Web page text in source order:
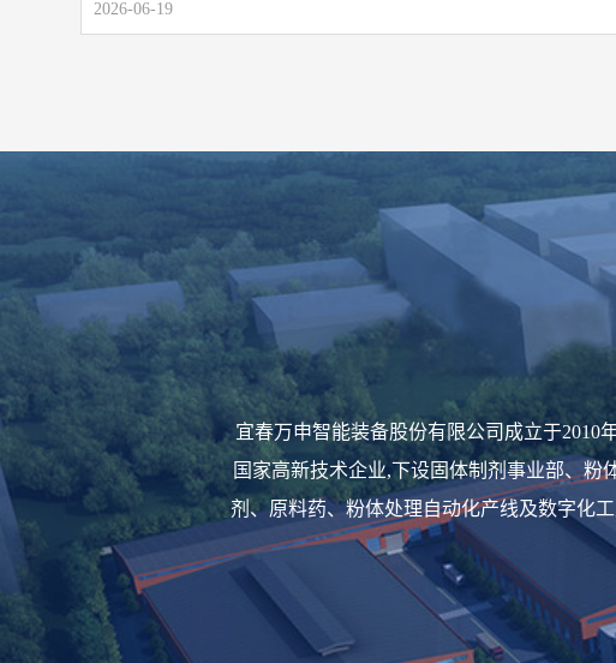
2026-06-19
宜春万申智能装备股份有限公司成立于2010
国家高新技术企业,下设固体制剂事业部、粉
剂、原料药、粉体处理自动化产线及数字化